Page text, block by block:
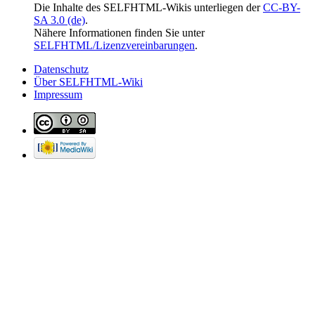
Die Inhalte des SELFHTML-Wikis unterliegen derCC-BY-
SA 3.0 (de).
Nähere Informationen finden Sie unter
SELFHTML/Lizenzvereinbarungen.
Datenschutz
Über SELFHTML-Wiki
Impressum